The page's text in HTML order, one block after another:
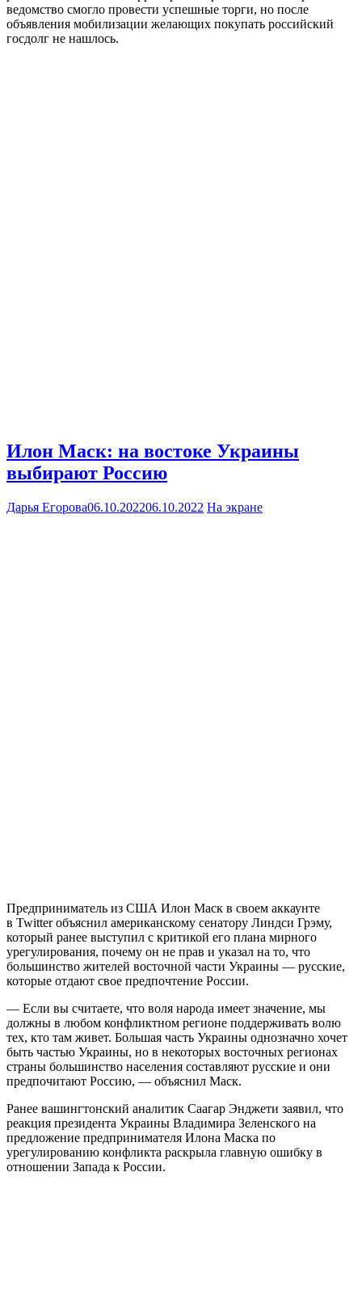
ведомство смогло провести успешные торги, но после
объявления мобилизации желающих покупать российский
госдолг не нашлось.
Илон Маск: на востоке Украины
выбирают Россию
Дарья Егорова06.10.202206.10.2022 На экране
Предприниматель из США Илон Маск в своем аккаунте
в Twitter объяснил американскому сенатору Линдси Грэму,
который ранее выступил с критикой его плана мирного
урегулирования, почему он не прав и указал на то, что
большинство жителей восточной части Украины — русские,
которые отдают свое предпочтение России.
— Если вы считаете, что воля народа имеет значение, мы
должны в любом конфликтном регионе поддерживать волю
тех, кто там живет. Большая часть Украины однозначно хочет
быть частью Украины, но в некоторых восточных регионах
страны большинство населения составляют русские и они
предпочитают Россию, — объяснил Маск.
Ранее вашингтонский аналитик Саагар Энджети заявил, что
реакция президента Украины Владимира Зеленского на
предложение предпринимателя Илона Маска по
урегулированию конфликта раскрыла главную ошибку в
отношении Запада к России.